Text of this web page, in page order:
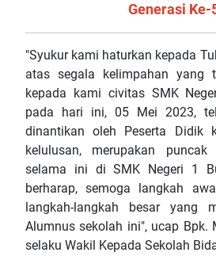
Generasi Ke-
"Syukur kami haturkan kepada
atas segala kelimpahan yang
kepada kami civitas SMK
pada hari ini, 05 Mei 2023,
dinantikan oleh Peserta Didik
kelulusan, merupakan
selama ini di SMK Negeri 1
berharap, semoga langkah
langkah-langkah besar yang
Alumnus sekolah ini", ucap Bpk.
selaku Wakil Kepada Sekolah